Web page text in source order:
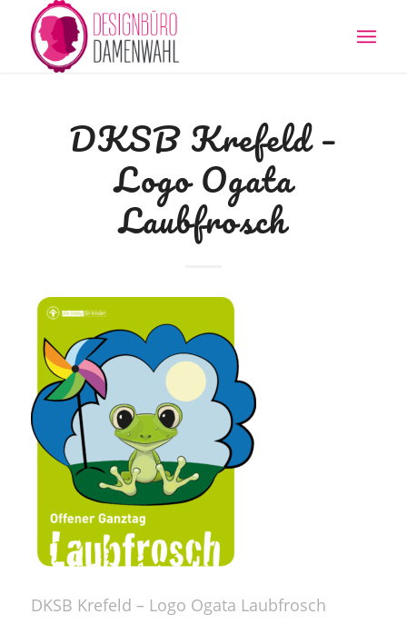
DKSB Krefeld –
Logo Ogata
Laubfrosch
DKSB Krefeld – Logo Ogata Laubfrosch